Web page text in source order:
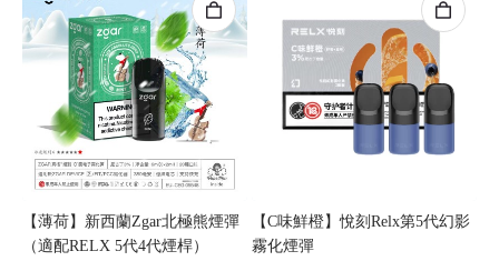
【薄荷】新西蘭Zgar北極熊煙彈
（適配RELX 5代4代煙桿）
【C味鮮橙】悅刻Relx第5代幻影
霧化煙彈